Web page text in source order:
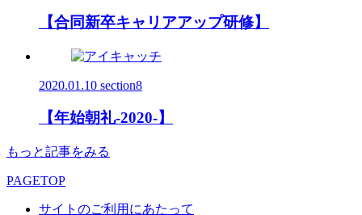
【合同新卒キャリアアップ研修】
2020.01.10 section8
【年始朝礼-2020-】
もっと記事をみる
PAGETOP
サイトのご利用にあたって